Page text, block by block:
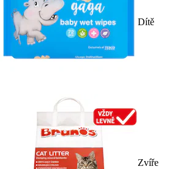
Dítě
Zvíře